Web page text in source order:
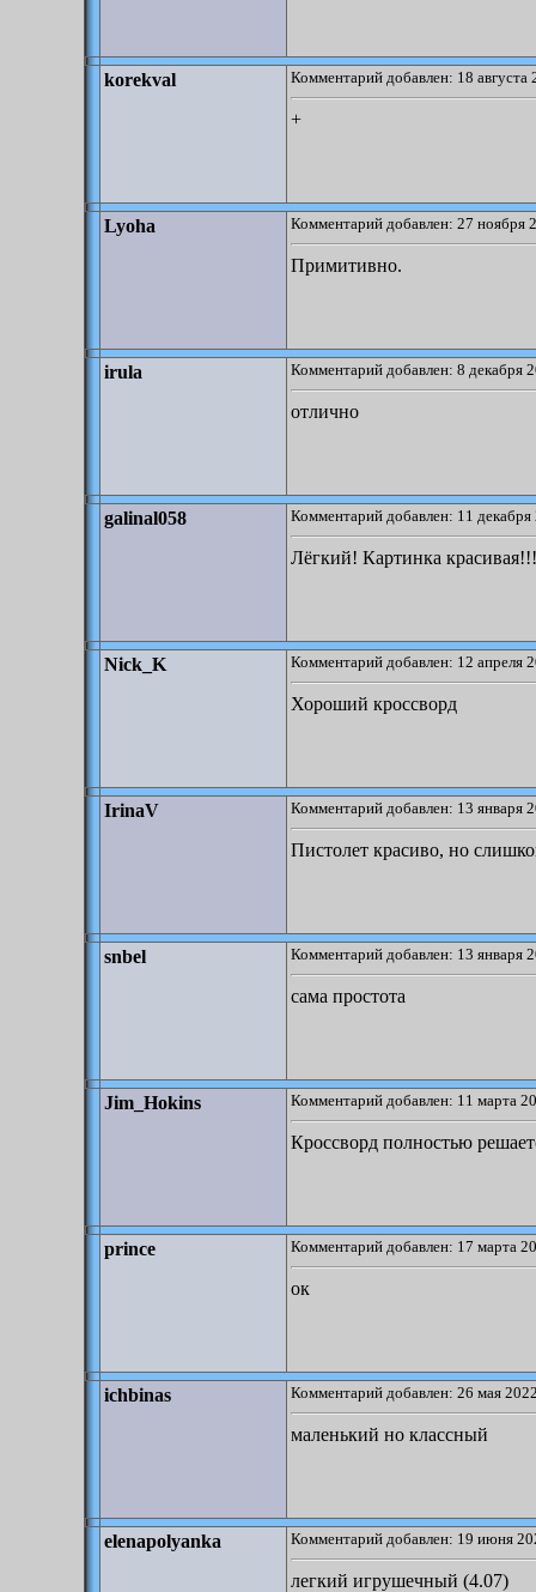
korekval Комментарий добавлен: 18 августа
+
Lyoha Комментарий добавлен: 27 ноября
Примитивно.
irula Комментарий добавлен: 8 декабря
отлично
galinal058 Комментарий добавлен: 11
Лёгкий! Картинка
Nick_K Комментарий добавлен: 12 апреля
Хороший кроссворд
IrinaV Комментарий добавлен: 13 января
Пистолет красиво, но
snbel Комментарий добавлен: 13 января
сама простота
Jim_Hokins Комментарий добавлен: 11 марта
Кроссворд полностью
prince Комментарий добавлен: 17 марта
ок
ichbinas Комментарий добавлен: 26 мая
маленький но классный
elenapolyanka Комментарий добавлен: 19 июня
легкий игрушечный (4.07)